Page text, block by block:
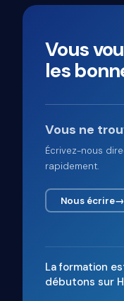
Vous
les
Vous ne
Écrivez-nous
rapidement.
Nous écrire→
La formation
débutons sur